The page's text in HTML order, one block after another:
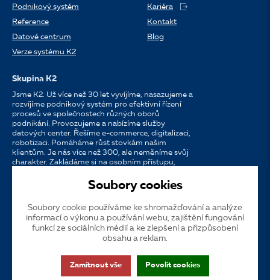
Podnikový systém
Reference
Datové centrum
Verze systému K2
Kariéra
Kontakt
Blog
Skupina K2
Jsme K2. Už více než 30 let vyvíjíme, nasazujeme a
rozvíjíme podnikový systém pro efektivní řízení
procesů ve společnostech různých oborů
podnikání. Provozujeme a nabízíme služby
datových center. Řešíme e-commerce, digitalizaci,
robotizaci. Pomáháme růst stovkám našim
klientům. Je nás více než 300, ale neměníme svůj
charakter. Zakládáme si na osobním přístupu,
Jazyk CS EN SK
Dotační publicita
Zákaznická podpora VOS
Soubory cookies
Soubory cookie používáme ke shromažďování a analýze
informací o výkonu a používání webu, zajištění fungování
funkcí ze sociálních médií a ke zlepšení a přizpůsobení
obsahu a reklam.
Zamítnout vše Povolit cookies